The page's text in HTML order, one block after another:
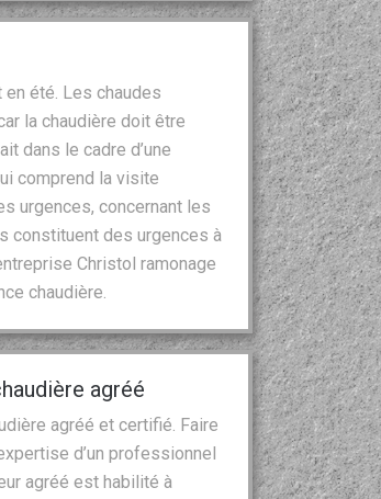
été. Les chaudes
la chaudière doit être
dans le cadre d’une
comprend la visite
urgences, concernant les
constituent des urgences à
Christol ramonage
chaudière.
agréé
agréé et certifié. Faire
d’un professionnel
agréé est habilité à